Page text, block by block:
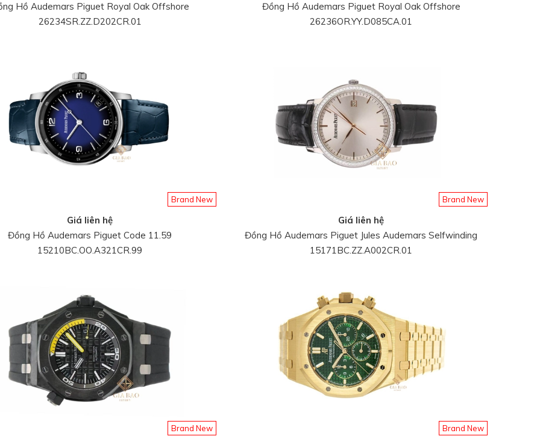
Hồ Audemars Piguet Royal Oak Offshore
26234SR.ZZ.D202CR.01
Đồng Hồ Audemars Piguet Royal Oak Offshore
26236OR.YY.D085CA.01
Brand New
Giá liên hệ
Đồng Hồ Audemars Piguet Code 11.59
15210BC.OO.A321CR.99
Brand New
Giá liên hệ
Đồng Hồ Audemars Piguet Jules Audemars Selfwinding
15171BC.ZZ.A002CR.01
Brand New Brand New